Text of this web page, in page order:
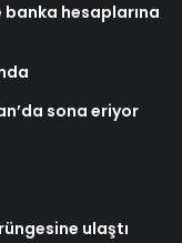
banka hesaplarına
sona eriyor
ulaştı